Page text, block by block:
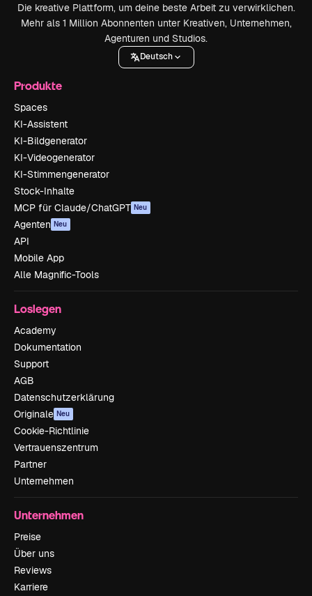
Die kreative Plattform, um deine beste Arbeit zu verwirklichen.
Mehr als 1 Million Abonnenten unter Kreativen, Unternehmen,
Agenturen und Studios.
Deutsch
Produkte
Spaces
KI-Assistent
KI-Bildgenerator
KI-Videogenerator
KI-Stimmengenerator
Stock-Inhalte
MCP für Claude/ChatGPT Neu
Agenten Neu
API
Mobile App
Alle Magnific-Tools
Loslegen
Academy
Dokumentation
Support
AGB
Datenschutzerklärung
Originale Neu
Cookie-Richtlinie
Vertrauenszentrum
Partner
Unternehmen
Unternehmen
Preise
Über uns
Reviews
Karriere